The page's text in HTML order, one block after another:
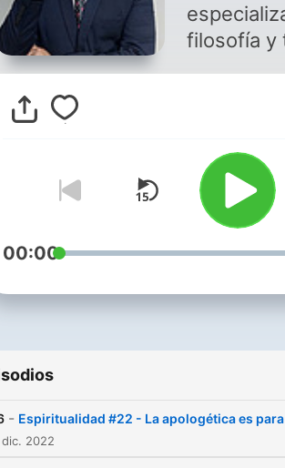
filosofía y
https://
00:00
- Espiritualidad #22 - La apologética es
2022